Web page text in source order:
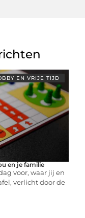
EN VRIJE TIJD
en je familie
voor, waar jij en
verlicht door de